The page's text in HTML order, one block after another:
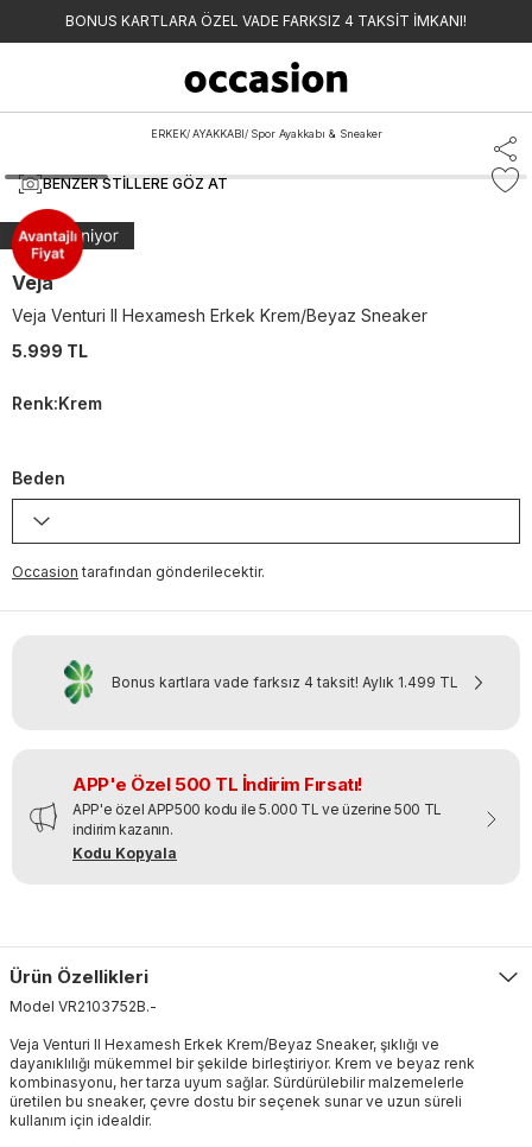
BONUS KARTLARA ÖZEL VADE FARKSIZ 4 TAKSİT İMKANI!
ERKEK/ AYAKKABI/ Spor Ayakkabı & Sneaker
BENZER STILLERE GÖZ AT
Veja
Veja Venturi II Hexamesh Erkek Krem/Beyaz Sneaker
5.999 TL
Renk:Krem
Beden
Occasion tarafından gönderilecektir.
Bonus kartlara vade farksız 4 taksit! Aylık 1.499 TL
APP'e Özel 500 TL İndirim Fırsatı!
APP'e özel APP500 kodu ile 5.000 TL ve üzerine 500 TL
indirim kazanın.
Kodu Kopyala
Ürün Özellikleri
Model VR2103752B.-
Veja Venturi II Hexamesh Erkek Krem/Beyaz Sneaker, şıklığı ve
dayanıklılığı mükemmel bir şekilde birleştiriyor. Krem ve beyaz renk
kombinasyonu, her tarza uyum sağlar. Sürdürülebilir malzemelerle
üretilen bu sneaker, çevre dostu bir seçenek sunar ve uzun süreli
kullanım için idealdir.